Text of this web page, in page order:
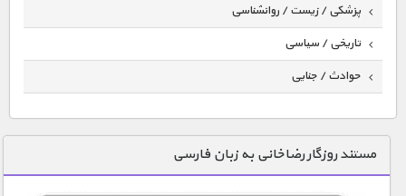
پزشکی / زیست / روانشناسی
تاریخی / سیاسی
حوادث / جنایی
دنیای خوراکی ها
زمین شناسی / محیط زیست
مستند روزگار رضاخانی به زبان فارسی